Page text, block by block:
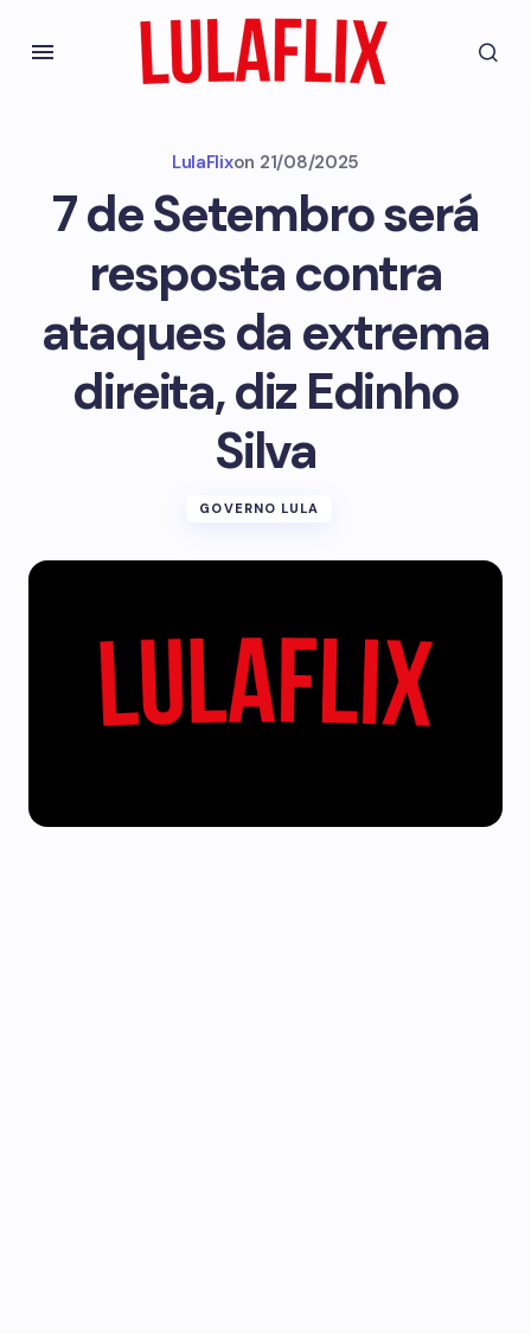
LulaFlixon 21/08/2025
7 de Setembro será
resposta contra
ataques da extrema
direita, diz Edinho
Silva
GOVERNO LULA